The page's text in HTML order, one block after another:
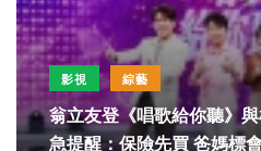
影視 綜藝
翁立友登《唱歌給你聽》與杜
急提醒：保險先買 爸媽標會籌學費用心栽培 翁立